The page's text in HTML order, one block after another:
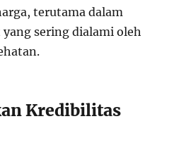
terutama dalam
sering dialami oleh
Kredibilitas